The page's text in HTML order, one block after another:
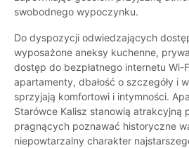
swobodnego wypoczynku.
Do dyspozycji odwiedzających
wyposażone aneksy kuchenne,
dostęp do bezpłatnego internetu Wi-
apartamenty, dbałość o szczegóły i
sprzyjają komfortowi i intymności.
Starówce Kalisz stanowią atrakcyjną
pragnących poznawać historyczne
niepowtarzalny charakter